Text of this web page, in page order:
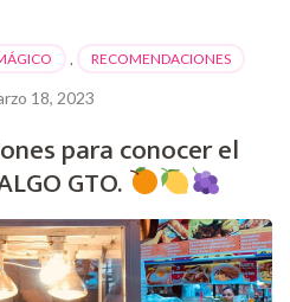
, RECOMENDACIONES
18, 2023
para conocer el
GTO.